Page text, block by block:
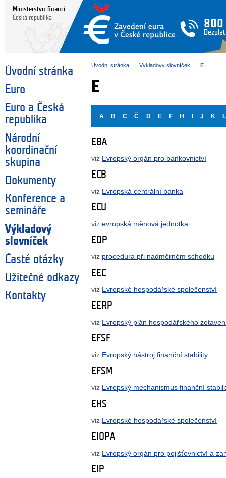
Ministerstvo financí
Česká republika
800
Úvodní stránka
Euro
Euro a Česká
republika
Národní
koordinační
skupina
Dokumenty
Konference a
semináře
Výkladový
slovníček
Časté otázky
Užitečné odkazy
Kontakty
Úvodní stránka Výkladový slovníček E
E
A B C Č D E F H J K L
EBA
viz Evropský orgán pro bankovnictví
ECB
viz Evropská centrální banka
ECU
vizevropská měnová jednotka
EDP
viz procedura při nadměrném schodku
EEC
viz Evropské hospodářské společenství
EERP
viz Evropský plán hospodářského
EFSF
viz Evropský nástroj finanční stability
EFSM
viz Evropský mechanismus finanční
EHS
viz Evropské hospodářské společenství
EIOPA
viz Evropský orgán pro pojišťovnictví a
EIP